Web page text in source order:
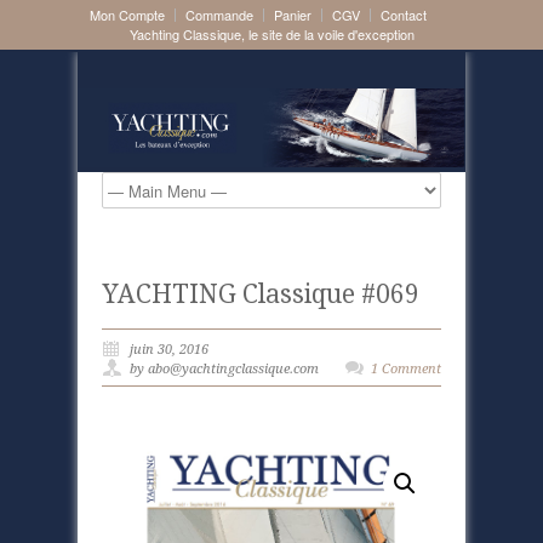
Mon Compte Commande Panier CGV
Contact
Yachting Classique, le site de la voile d'exception
YACHTING Classique #069
juin 30, 2016
by abo@yachtingclassique.com
1 Comment